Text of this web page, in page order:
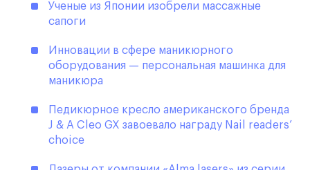
Ученые из Японии изобрели массажные
сапоги
Инновации в сфере маникюрного
оборудования — персональная машинка для
маникюра
Педикюрное кресло американского бренда
J & A Cleo GX завоевало награду Nail readers’
choice